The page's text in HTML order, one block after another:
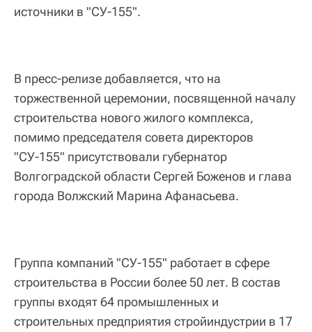
источники в "СУ-155".
В пресс-релизе добавляется, что на
торжественной церемонии, посвященной началу
строительства нового жилого комплекса,
помимо председателя совета директоров
"СУ-155" присутствовали губернатор
Волгоградской области Сергей Боженов и глава
города Волжский Марина Афанасьева.
Группа компаний "СУ-155" работает в сфере
строительства в России более 50 лет. В состав
группы входят 64 промышленных и
строительных предприятия стройиндустрии в 17